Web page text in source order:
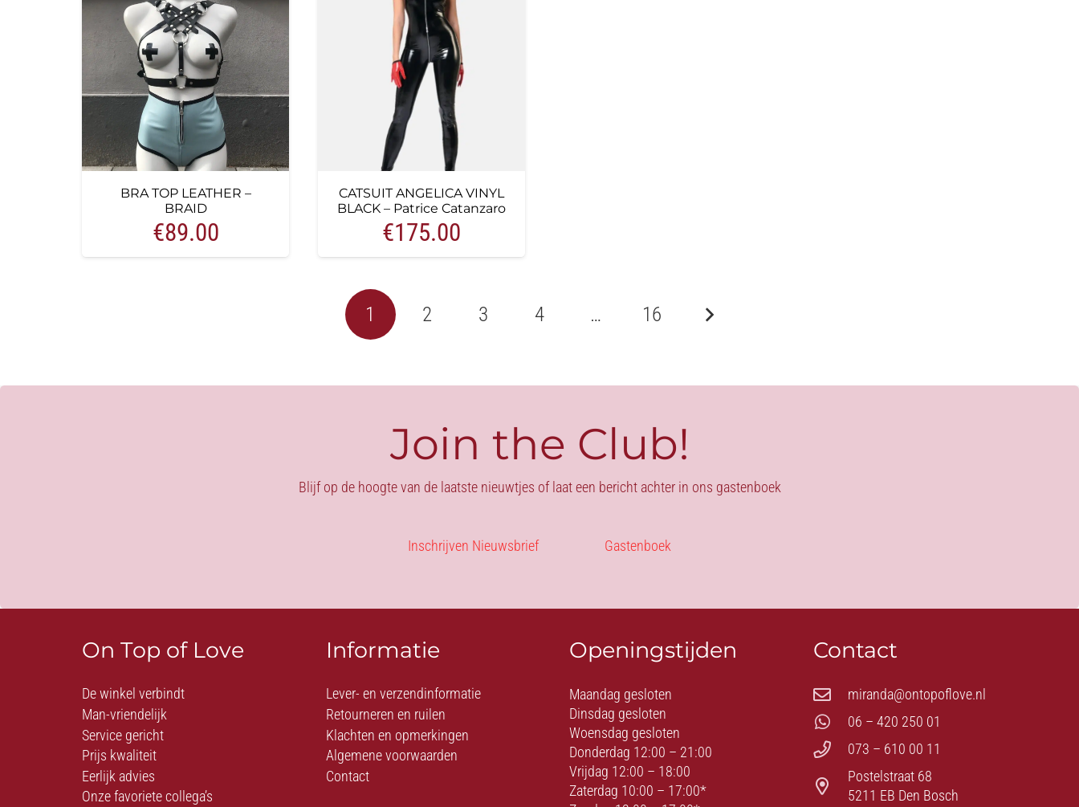
BRA TOP LEATHER –
BRAID
€89.00
CATSUIT ANGELICA VINYL
BLACK – Patrice Catanzaro
€175.00
1 2 3 4 … 16
Join the Club!
Blijf op de hoogte van de laatste nieuwtjes of laat een bericht achter in ons gastenboek
Inschrijven Nieuwsbrief Gastenboek
On Top of Love
De winkel verbindt
Man-vriendelijk
Service gericht
Prijs kwaliteit
Eerlijk advies
Onze favoriete collega’s
Informatie
Lever- en verzendinformatie
Retourneren en ruilen
Klachten en opmerkingen
Algemene voorwaarden
Contact
Openingstijden
Maandag gesloten
Dinsdag gesloten
Woensdag gesloten
Donderdag 12:00 – 21:00
Vrijdag 12:00 – 18:00
Zaterdag 10:00 – 17:00*
Contact
miranda@ontopoflove.nl
06 – 420 250 01
073 – 610 00 11
Postelstraat 68
5211 EB Den Bosch